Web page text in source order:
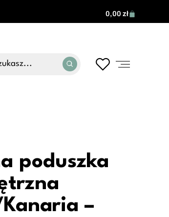
0,00zł
poduszka
–